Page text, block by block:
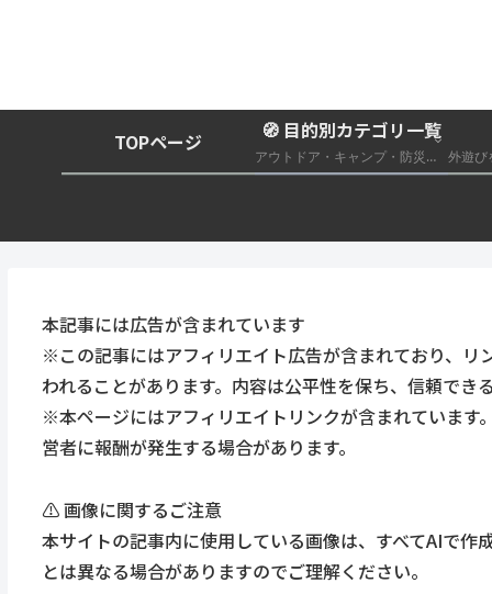
TOPページ 🧭 目的別カテゴリ一覧
アウトドア・キャンプ・防災グッズ総合まとめ
本記事には広告が含まれています
※この記事にはアフィリエイト広告が含まれており、
われることがあります。内容は公平性を保ち、信頼でき
※本ページにはアフィリエイトリンクが含まれています
営者に報酬が発生する場合があります。
⚠️ 画像に関するご注意
本サイトの記事内に使用している画像は、すべてAIで
とは異なる場合がありますのでご理解ください。